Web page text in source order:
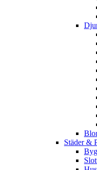
Städer &